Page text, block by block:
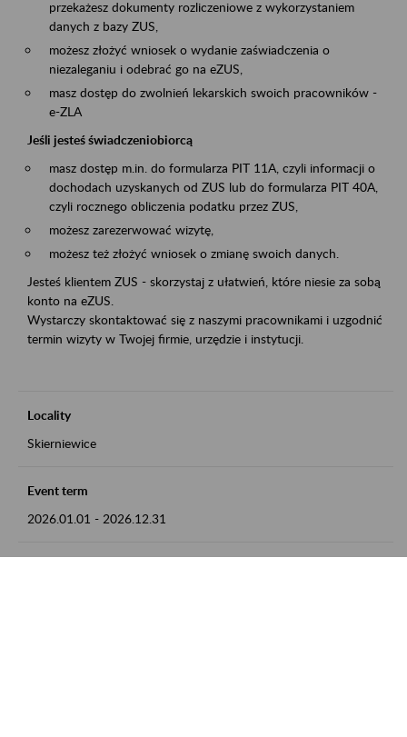
przekażesz dokumenty rozliczeniowe z wykorzystaniem
danych z bazy ZUS,
możesz złożyć wniosek o wydanie zaświadczenia o
niezaleganiu i odebrać go na eZUS,
masz dostęp do zwolnień lekarskich swoich pracowników -
e-ZLA
Jeśli jesteś świadczeniobiorcą
masz dostęp m.in. do formularza PIT 11A, czyli informacji o
dochodach uzyskanych od ZUS lub do formularza PIT 40A,
czyli rocznego obliczenia podatku przez ZUS,
możesz zarezerwować wizytę,
możesz też złożyć wniosek o zmianę swoich danych.
Jesteś klientem ZUS - skorzystaj z ułatwień, które niesie za sobą
konto na eZUS.
Wystarczy skontaktować się z naszymi pracownikami i uzgodnić
termin wizyty w Twojej firmie, urzędzie i instytucji.
Locality
Skierniewice
Event term
2026.01.01 - 2026.12.31